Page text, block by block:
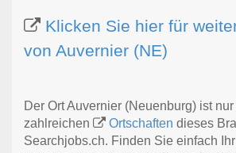
Klicken Sie hier für
von Auvernier (NE)
Der Ort Auvernier (Neuenburg) ist
zahlreichen
Ortschaften dieses
Searchjobs.ch. Finden Sie einfach